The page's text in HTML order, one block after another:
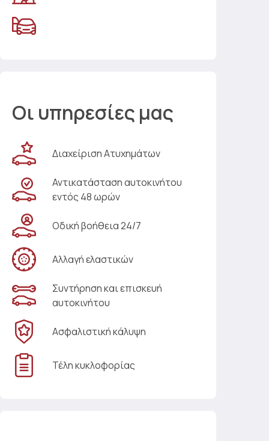
Οι υπηρεσίες μας
Διαχείριση Ατυχημάτων
Αντικατάσταση αυτοκινήτου
εντός 48 ωρών
Οδική βοήθεια 24/7
Αλλαγή ελαστικών
Συντήρηση και επισκευή
αυτοκινήτου
Ασφαλιστική κάλυψη
Τέλη κυκλοφορίας